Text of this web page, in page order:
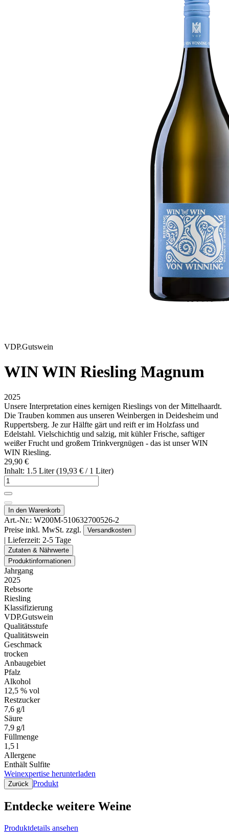
VDP.Gutswein
WIN WIN Riesling Magnum
2025
Unsere Interpretation eines kernigen Rieslings von der Mittelhaardt.
Die Trauben kommen aus unseren Weinbergen in Deidesheim und
Ruppertsberg. Je zur Hälfte gärt und reift er im Holzfass und
Edelstahl. Vielschichtig und salzig, mit kühler Frische, saftiger
weißer Frucht und großem Trinkvergnügen - das ist unser WIN
WIN Riesling.
29,90 €
Inhalt: 1.5 Liter (19,93 € / 1 Liter)
In den Warenkorb
Art.-Nr.: W200M-510632700526-2
Preise inkl. MwSt. zzgl.
Versandkosten
| Lieferzeit: 2-5 Tage
Zutaten & Nährwerte
Produktinformationen
Jahrgang
2025
Rebsorte
Riesling
Klassifizierung
VDP.Gutswein
Qualitätsstufe
Qualitätswein
Geschmack
trocken
Anbaugebiet
Pfalz
Alkohol
12,5 % vol
Restzucker
7,6 g/l
Säure
7,9 g/l
Füllmenge
1,5 l
Allergene
Enthält Sulfite
Weinexpertise herunterladen
Zurück Produkt
Entdecke weitere Weine
Produktdetails ansehen